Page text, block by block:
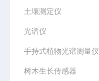
土壤测定仪
光谱仪
手持式植物光谱测量仪
树木生长传感器